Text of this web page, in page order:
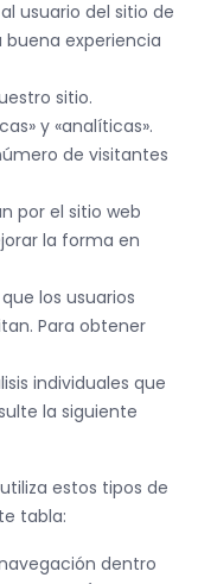
usuario del sitio de
experiencia
sitio.
y «analíticas».
de visitantes
por el sitio web
la forma en
los usuarios
Para obtener
individuales que
la siguiente
estos tipos de
tabla:
dentro